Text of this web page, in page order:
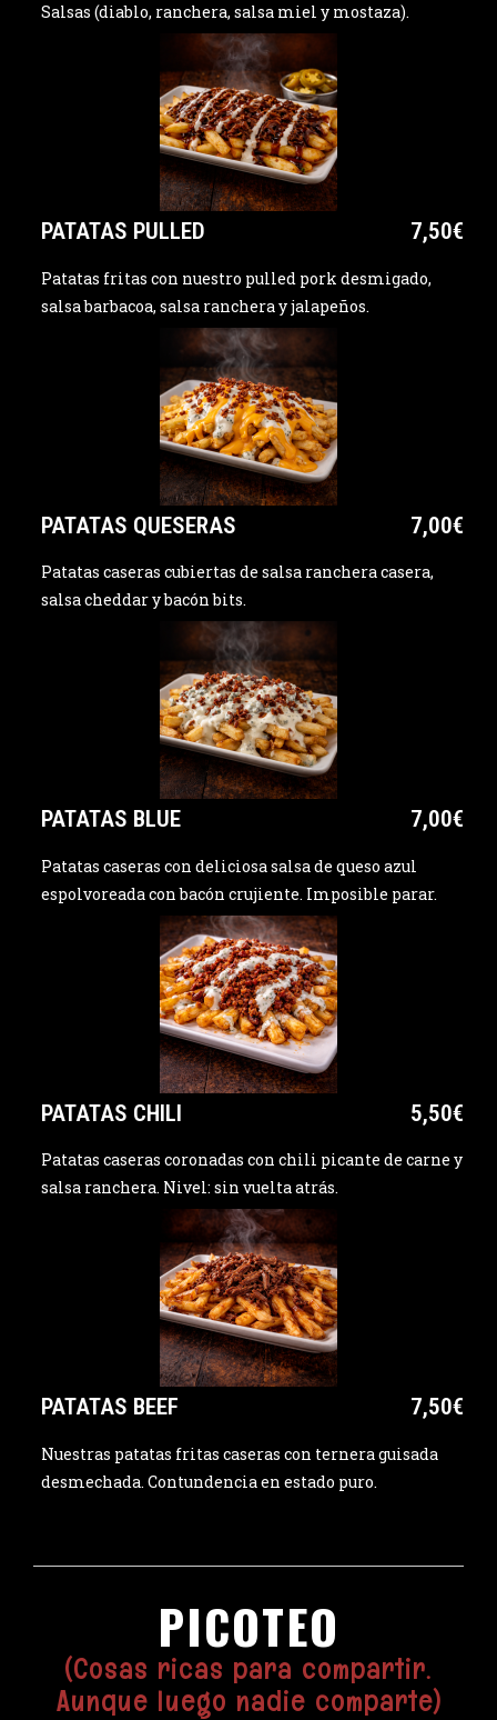
Salsas (diablo, ranchera, salsa miel y mostaza).
PATATAS PULLED 7,50€
Patatas fritas con nuestro pulled pork desmigado,
salsa barbacoa, salsa ranchera y jalapeños.
PATATAS QUESERAS 7,00€
Patatas caseras cubiertas de salsa ranchera casera,
salsa cheddar y bacón bits.
PATATAS BLUE 7,00€
Patatas caseras con deliciosa salsa de queso azul
espolvoreada con bacón crujiente. Imposible parar.
PATATAS CHILI 5,50€
Patatas caseras coronadas con chili picante de carne y
salsa ranchera. Nivel: sin vuelta atrás.
PATATAS BEEF 7,50€
Nuestras patatas fritas caseras con ternera guisada
desmechada. Contundencia en estado puro.
PICOTEO
(Cosas ricas para compartir.
Aunque luego nadie comparte)